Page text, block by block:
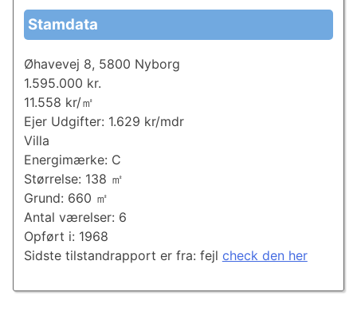
Stamdata
Øhavevej 8, 5800 Nyborg
1.595.000 kr.
11.558 kr/㎡
Ejer Udgifter: 1.629 kr/mdr
Villa
Energimærke: C
Størrelse: 138 ㎡
Grund: 660 ㎡
Antal værelser: 6
Opført i: 1968
Sidste tilstandrapport er fra: fejl check den her